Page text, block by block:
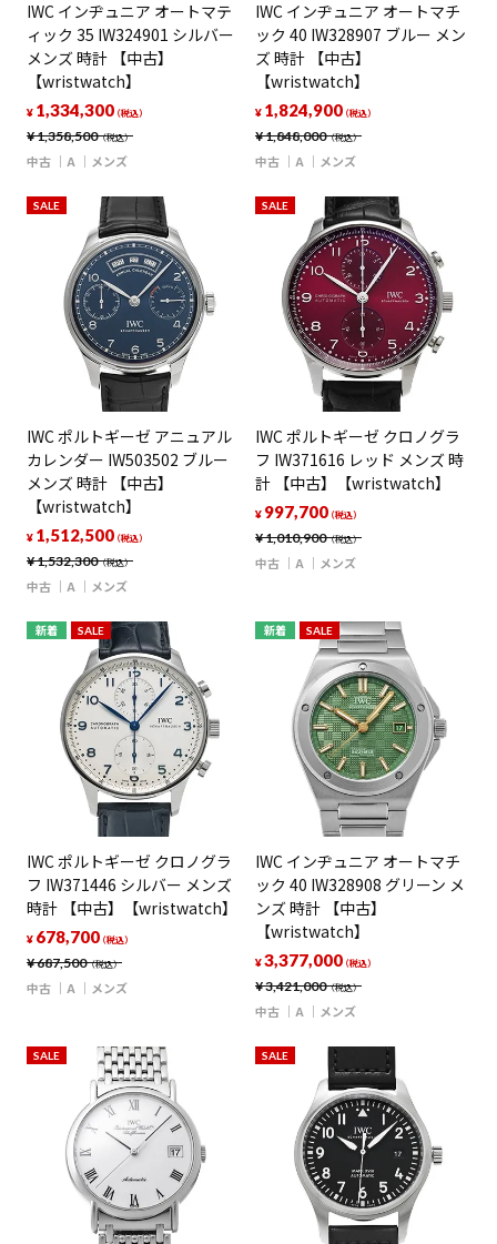
IWC インヂュニア オートマテ
ィック 35 IW324901 シルバー
メンズ 時計 【中古】
【wristwatch】
¥1,358,500（税込）
¥ 1,334,300（税込）
中古 A メンズ
IWC インヂュニア オートマチ
ック 40 IW328907 ブルー メン
ズ 時計 【中古】
【wristwatch】
¥1,848,000（税込）
¥ 1,824,900（税込）
中古 A メンズ
SALE
IWC ポルトギーゼ アニュアル
カレンダー IW503502 ブルー
メンズ 時計 【中古】
【wristwatch】
¥1,532,300（税込）
¥ 1,512,500（税込）
中古 A メンズ
SALE
IWC ポルトギーゼ クロノグラ
フ IW371616 レッド メンズ 時
計 【中古】【wristwatch】
¥1,010,900（税込）
¥ 997,700（税込）
中古 A メンズ
新着 SALE
IWC ポルトギーゼ クロノグラ
フ IW371446 シルバー メンズ
時計 【中古】【wristwatch】
¥687,500（税込）
¥ 678,700（税込）
中古 A メンズ
新着 SALE
IWC インヂュニア オートマチ
ック 40 IW328908 グリーン メ
ンズ 時計 【中古】
【wristwatch】
¥3,421,000（税込）
¥3,377,000（税込）
中古 A メンズ
SALE SALE